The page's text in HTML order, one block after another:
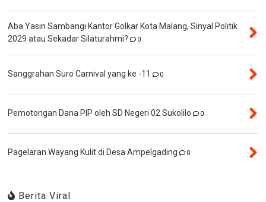
Aba Yasin Sambangi Kantor Golkar Kota Malang, Sinyal Politik
2029 atau Sekadar Silaturahmi?
0
Sanggrahan Suro Carnival yang ke -11 0
Pemotongan Dana PIP oleh SD Negeri 02 Sukolilo 0
Pagelaran Wayang Kulit di Desa Ampelgading 0
Berita Viral